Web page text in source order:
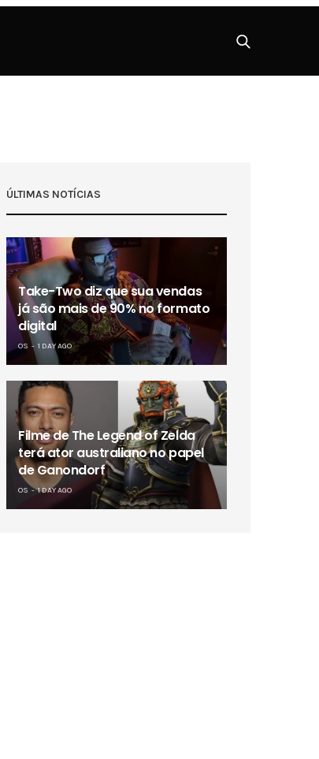
ÚLTIMAS NOTÍCIAS
Take-Two diz que sua vendas
já são mais de 90% no formato
digital
OS 1 DAY AGO
Filme de The Legend of Zelda
terá ator australiano no papel
de Ganondorf
OS 1 DAY AGO